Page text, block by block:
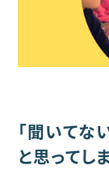
「聞いてな
と思ってし